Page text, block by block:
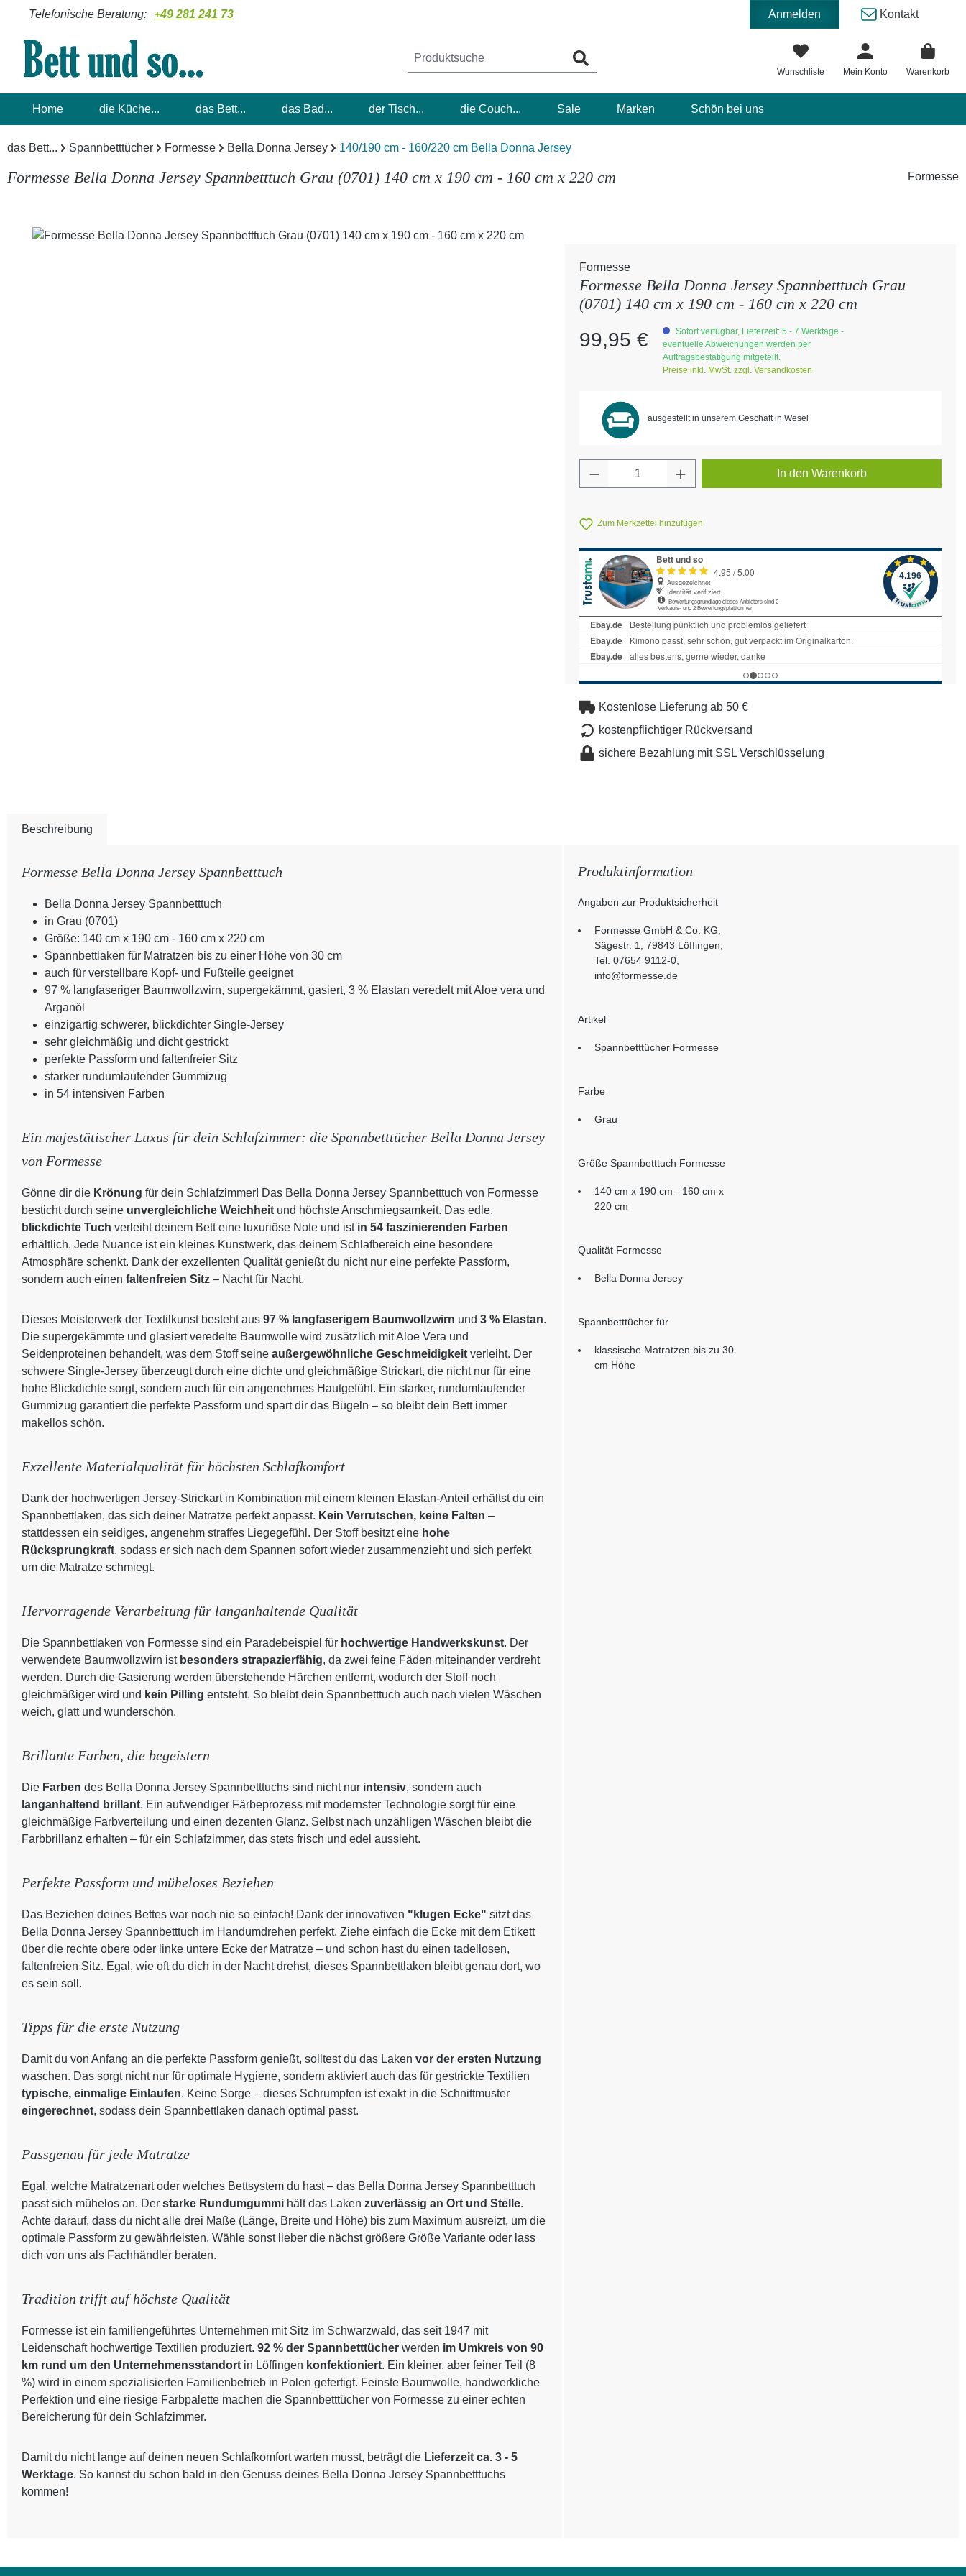
Hauptinhalt springen
Zur Suche springen
Zur Hauptnavigation springen
Telefonische Beratung: +49 281 241 73 Anmelden Kontakt
Wunschliste Mein Konto Warenkorb
Home die Küche... das Bett... das Bad... der Tisch... die Couch... Sale Marken Schön bei uns
das Bett... Spannbetttücher Formesse Bella Donna Jersey 140/190 cm - 160/220 cm Bella Donna Jersey
Formesse Bella Donna Jersey Spannbetttuch Grau (0701) 140 cm x 190 cm - 160 cm x 220 cm Formesse
Bildergalerie überspringen
Formesse
Formesse Bella Donna Jersey Spannbetttuch Grau
(0701) 140 cm x 190 cm - 160 cm x 220 cm
Regulärer Preis:
99,95 €
Sofort verfügbar, Lieferzeit: 5 - 7 Werktage -
eventuelle Abweichungen werden per
Auftragsbestätigung mitgeteilt.
Preise inkl. MwSt. zzgl. Versandkosten
ausgestellt in unserem Geschäft in Wesel
Produkt Anzahl: Gib den gewünschten Wert ein
In den Warenkorb
Zum Merkzettel hinzufügen
Kostenlose Lieferung ab 50 €
kostenpflichtiger Rückversand
sichere Bezahlung mit SSL Verschlüsselung
Beschreibung
Formesse Bella Donna Jersey Spannbetttuch
Bella Donna Jersey Spannbetttuch
in Grau (0701)
Größe: 140 cm x 190 cm - 160 cm x 220 cm
Spannbettlaken für Matratzen bis zu einer Höhe von 30 cm
auch für verstellbare Kopf- und Fußteile geeignet
97 % langfaseriger Baumwollzwirn, supergekämmt, gasiert, 3 % Elastan veredelt mit Aloe vera und
Arganöl
einzigartig schwerer, blickdichter Single-Jersey
sehr gleichmäßig und dicht gestrickt
perfekte Passform und faltenfreier Sitz
starker rundumlaufender Gummizug
in 54 intensiven Farben
Ein majestätischer Luxus für dein Schlafzimmer: die Spannbetttücher Bella Donna Jersey
von Formesse
Gönne dir die Krönung für dein Schlafzimmer! Das Bella Donna Jersey Spannbetttuch von Formesse
besticht durch seine unvergleichliche Weichheit und höchste Anschmiegsamkeit. Das edle,
blickdichte Tuch verleiht deinem Bett eine luxuriöse Note und ist in 54 faszinierenden Farben
erhältlich. Jede Nuance ist ein kleines Kunstwerk, das deinem Schlafbereich eine besondere
Atmosphäre schenkt. Dank der exzellenten Qualität genießt du nicht nur eine perfekte Passform,
sondern auch einen faltenfreien Sitz – Nacht für Nacht.
Dieses Meisterwerk der Textilkunst besteht aus 97 % langfaserigem Baumwollzwirn und 3 % Elastan.
Die supergekämmte und glasiert veredelte Baumwolle wird zusätzlich mit Aloe Vera und
Seidenproteinen behandelt, was dem Stoff seine außergewöhnliche Geschmeidigkeit verleiht. Der
schwere Single-Jersey überzeugt durch eine dichte und gleichmäßige Strickart, die nicht nur für eine
hohe Blickdichte sorgt, sondern auch für ein angenehmes Hautgefühl. Ein starker, rundumlaufender
Gummizug garantiert die perfekte Passform und spart dir das Bügeln – so bleibt dein Bett immer
makellos schön.
Exzellente Materialqualität für höchsten Schlafkomfort
Dank der hochwertigen Jersey-Strickart in Kombination mit einem kleinen Elastan-Anteil erhältst du ein
Spannbettlaken, das sich deiner Matratze perfekt anpasst. Kein Verrutschen, keine Falten –
stattdessen ein seidiges, angenehm straffes Liegegefühl. Der Stoff besitzt eine hohe
Rücksprungkraft, sodass er sich nach dem Spannen sofort wieder zusammenzieht und sich perfekt
um die Matratze schmiegt.
Hervorragende Verarbeitung für langanhaltende Qualität
Die Spannbettlaken von Formesse sind ein Paradebeispiel für hochwertige Handwerkskunst. Der
verwendete Baumwollzwirn ist besonders strapazierfähig, da zwei feine Fäden miteinander verdreht
werden. Durch die Gasierung werden überstehende Härchen entfernt, wodurch der Stoff noch
gleichmäßiger wird und kein Pilling entsteht. So bleibt dein Spannbetttuch auch nach vielen Wäschen
weich, glatt und wunderschön.
Brillante Farben, die begeistern
Die Farben des Bella Donna Jersey Spannbetttuchs sind nicht nur intensiv, sondern auch
langanhaltend brillant. Ein aufwendiger Färbeprozess mit modernster Technologie sorgt für eine
gleichmäßige Farbverteilung und einen dezenten Glanz. Selbst nach unzähligen Wäschen bleibt die
Farbbrillanz erhalten – für ein Schlafzimmer, das stets frisch und edel aussieht.
Perfekte Passform und müheloses Beziehen
Das Beziehen deines Bettes war noch nie so einfach! Dank der innovativen "klugen Ecke" sitzt das
Bella Donna Jersey Spannbetttuch im Handumdrehen perfekt. Ziehe einfach die Ecke mit dem Etikett
über die rechte obere oder linke untere Ecke der Matratze – und schon hast du einen tadellosen,
faltenfreien Sitz. Egal, wie oft du dich in der Nacht drehst, dieses Spannbettlaken bleibt genau dort, wo
es sein soll.
Tipps für die erste Nutzung
Damit du von Anfang an die perfekte Passform genießt, solltest du das Laken vor der ersten Nutzung
waschen. Das sorgt nicht nur für optimale Hygiene, sondern aktiviert auch das für gestrickte Textilien
typische, einmalige Einlaufen. Keine Sorge – dieses Schrumpfen ist exakt in die Schnittmuster
eingerechnet, sodass dein Spannbettlaken danach optimal passt.
Passgenau für jede Matratze
Egal, welche Matratzenart oder welches Bettsystem du hast – das Bella Donna Jersey Spannbetttuch
passt sich mühelos an. Der starke Rundumgummi hält das Laken zuverlässig an Ort und Stelle.
Achte darauf, dass du nicht alle drei Maße (Länge, Breite und Höhe) bis zum Maximum ausreizt, um die
optimale Passform zu gewährleisten. Wähle sonst lieber die nächst größere Größe Variante oder lass
dich von uns als Fachhändler beraten.
Tradition trifft auf höchste Qualität
Formesse ist ein familiengeführtes Unternehmen mit Sitz im Schwarzwald, das seit 1947 mit
Leidenschaft hochwertige Textilien produziert. 92 % der Spannbetttücher werden im Umkreis von 90
km rund um den Unternehmensstandort in Löffingen konfektioniert. Ein kleiner, aber feiner Teil (8
%) wird in einem spezialisierten Familienbetrieb in Polen gefertigt. Feinste Baumwolle, handwerkliche
Perfektion und eine riesige Farbpalette machen die Spannbetttücher von Formesse zu einer echten
Bereicherung für dein Schlafzimmer.
Damit du nicht lange auf deinen neuen Schlafkomfort warten musst, beträgt die Lieferzeit ca. 3 - 5
Werktage. So kannst du schon bald in den Genuss deines Bella Donna Jersey Spannbetttuchs
kommen!
Produktinformation
Angaben zur Produktsicherheit
Formesse GmbH & Co. KG,
Sägestr. 1, 79843 Löffingen,
Tel. 07654 9112-0,
info@formesse.de
Artikel
Spannbetttücher Formesse
Farbe
Grau
Größe Spannbetttuch Formesse
140 cm x 190 cm - 160 cm x
220 cm
Qualität Formesse
Bella Donna Jersey
Spannbetttücher für
klassische Matratzen bis zu 30
cm Höhe